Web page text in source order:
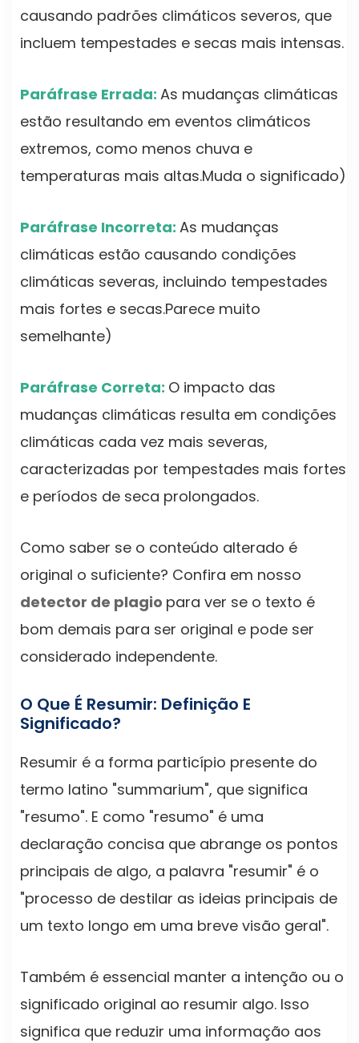
causando padrões climáticos severos, que
incluem tempestades e secas mais intensas.
Paráfrase Errada: As mudanças climáticas
estão resultando em eventos climáticos
extremos, como menos chuva e
temperaturas mais altas.Muda o significado)
Paráfrase Incorreta: As mudanças
climáticas estão causando condições
climáticas severas, incluindo tempestades
mais fortes e secas.Parece muito
semelhante)
Paráfrase Correta: O impacto das
mudanças climáticas resulta em condições
climáticas cada vez mais severas,
caracterizadas por tempestades mais fortes
e períodos de seca prolongados.
Como saber se o conteúdo alterado é
original o suficiente? Confira em nosso
detector de plagio para ver se o texto é
bom demais para ser original e pode ser
considerado independente.
O Que É Resumir: Definição E
Significado?
Resumir é a forma particípio presente do
termo latino "summarium", que significa
"resumo". E como "resumo" é uma
declaração concisa que abrange os pontos
principais de algo, a palavra "resumir" é o
"processo de destilar as ideias principais de
um texto longo em uma breve visão geral".
Também é essencial manter a intenção ou o
significado original ao resumir algo. Isso
significa que reduzir uma informação aos